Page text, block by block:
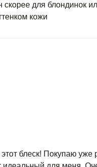
скорее для блондинок
кожи
блеск! Покупаю уже